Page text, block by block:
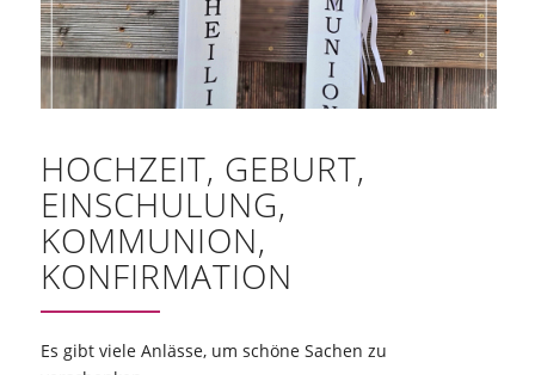
HOCHZEIT, GEBURT,
EINSCHULUNG,
KOMMUNION,
KONFIRMATION
Es gibt viele Anlässe, um schöne Sachen zu